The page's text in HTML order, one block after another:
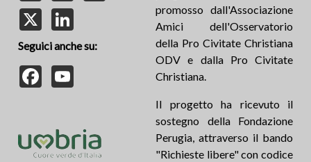
Seguici anche su:
Facebook
promosso dall'Associazione
Amici dell'Osservatorio
della Pro Civitate Christiana
ODV e dalla Pro Civitate
Christiana.
Il progetto ha ricevuto il
sostegno della Fondazione
Perugia, attraverso il bando
"Richieste libere" con codice